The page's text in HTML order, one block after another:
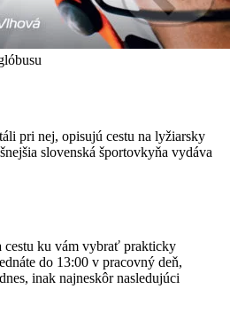
pri nej, opisujú cestu na lyžiarsky
slovenská športovkyňa vydáva
cestu ku vám vybrať prakticky
do 13:00 v pracovný deň,
inak najneskôr nasledujúci